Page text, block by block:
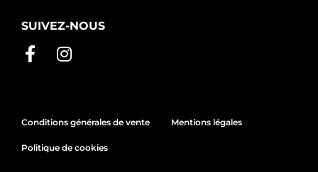
SUIVEZ-NOUS
Conditions générales de vente Mentions légales
Politique de cookies